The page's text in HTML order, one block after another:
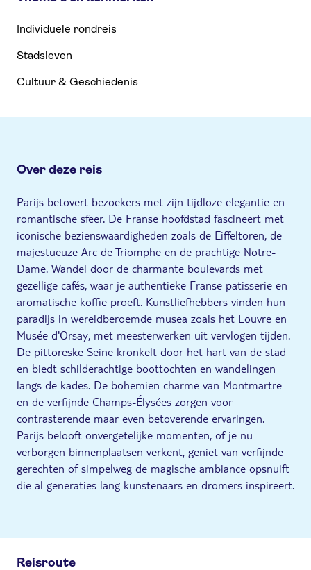
Individuele rondreis
Stadsleven
Cultuur & Geschiedenis
Over deze reis
Parijs betovert bezoekers met zijn tijdloze elegantie en
romantische sfeer. De Franse hoofdstad fascineert met
iconische bezienswaardigheden zoals de Eiffeltoren, de
majestueuze Arc de Triomphe en de prachtige Notre-
Dame. Wandel door de charmante boulevards met
gezellige cafés, waar je authentieke Franse patisserie en
aromatische koffie proeft. Kunstliefhebbers vinden hun
paradijs in wereldberoemde musea zoals het Louvre en
Musée d'Orsay, met meesterwerken uit vervlogen tijden.
De pittoreske Seine kronkelt door het hart van de stad
en biedt schilderachtige boottochten en wandelingen
langs de kades. De bohemien charme van Montmartre
en de verfijnde Champs-Élysées zorgen voor
contrasterende maar even betoverende ervaringen.
Parijs belooft onvergetelijke momenten, of je nu
verborgen binnenplaatsen verkent, geniet van verfijnde
gerechten of simpelweg de magische ambiance opsnuift
die al generaties lang kunstenaars en dromers inspireert.
Reisroute